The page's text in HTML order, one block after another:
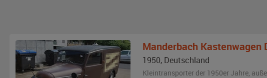
Manderbach Kastenwagen
1950, Deutschland
Kleintransporter der 1950er Jahre,